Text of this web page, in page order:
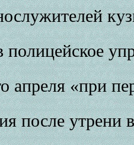
полицейское
апреля «при
после утрени